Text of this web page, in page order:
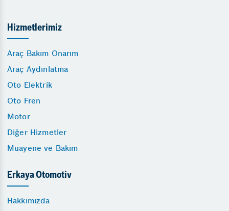
Hizmetlerimiz
Araç Bakım Onarım
Araç Aydınlatma
Oto Elektrik
Oto Fren
Motor
Diğer Hizmetler
Muayene ve Bakım
Erkaya Otomotiv
Hakkımızda